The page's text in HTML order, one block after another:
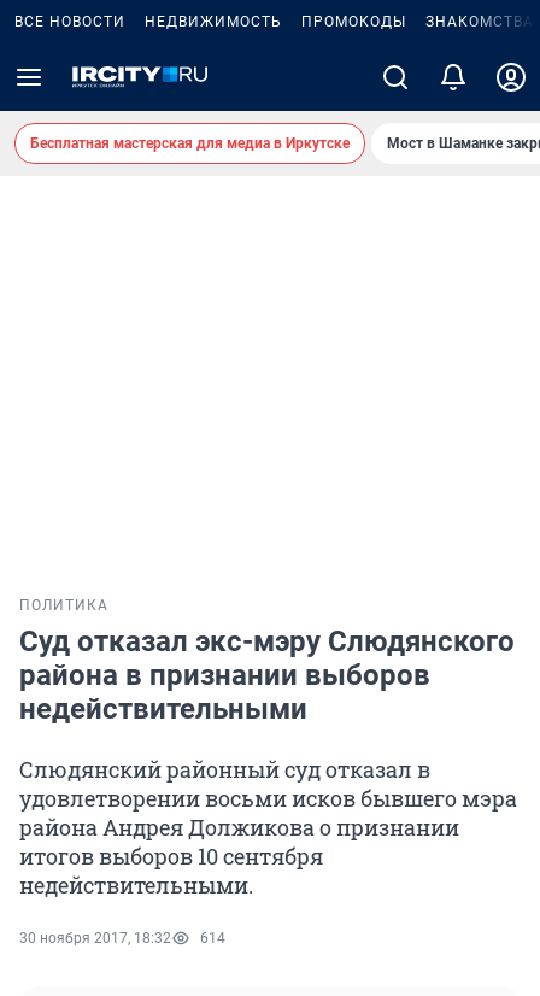
ВСЕ НОВОСТИ НЕДВИЖИМОСТЬ ПРОМОКОДЫ ЗНАКОМСТВА
Бесплатная мастерская для медиа в Иркутске Мост в Шаманке
ПОЛИТИКА
Суд отказал экс-мэру Слюдянского
района в признании выборов
недействительными
Слюдянский районный суд отказал в
удовлетворении восьми исков бывшего мэра
района Андрея Должикова о признании
итогов выборов 10 сентября
недействительными.
30 ноября 2017, 18:32 614